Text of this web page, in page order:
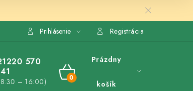
Prihlásenie Registrácia
570
– 16:00)
NÁKUPNÝ
Prázdny
košík